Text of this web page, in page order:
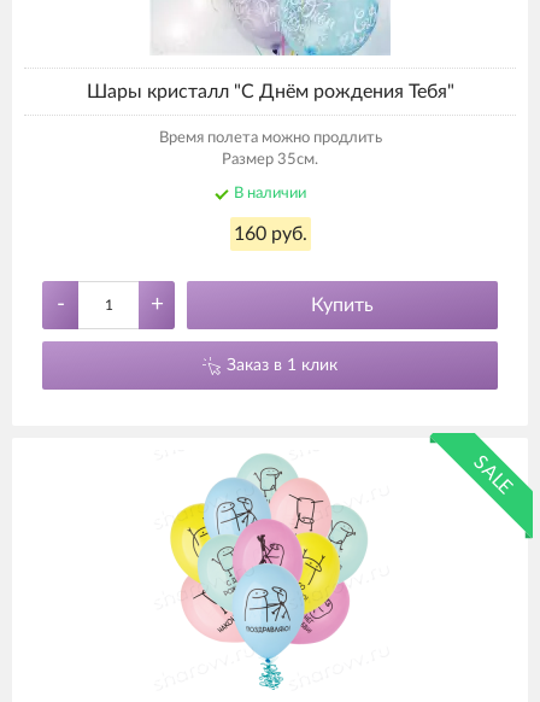
Шары кристалл "С Днём рождения Тебя"
Время полета можно продлить
Размер 35см.
В наличии
160 руб.
- + Купить
Заказ в 1 клик
SALE